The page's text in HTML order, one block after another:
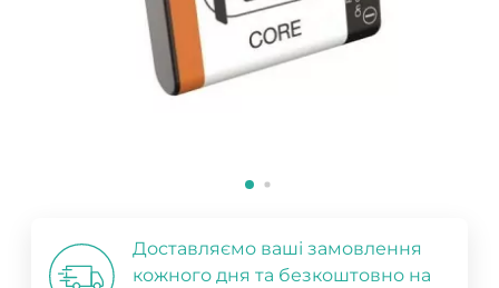
Доставляємо ваші замовлення
кожного дня та безкоштовно на